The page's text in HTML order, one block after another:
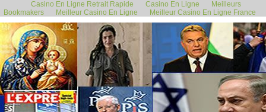
Casino En Ligne Retrait Rapide Casino En Ligne
Meilleurs
Bookmakers
Meilleur Casino En Ligne Meilleur Casino En Ligne France